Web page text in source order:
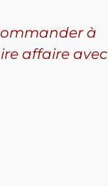
à
affaire avec